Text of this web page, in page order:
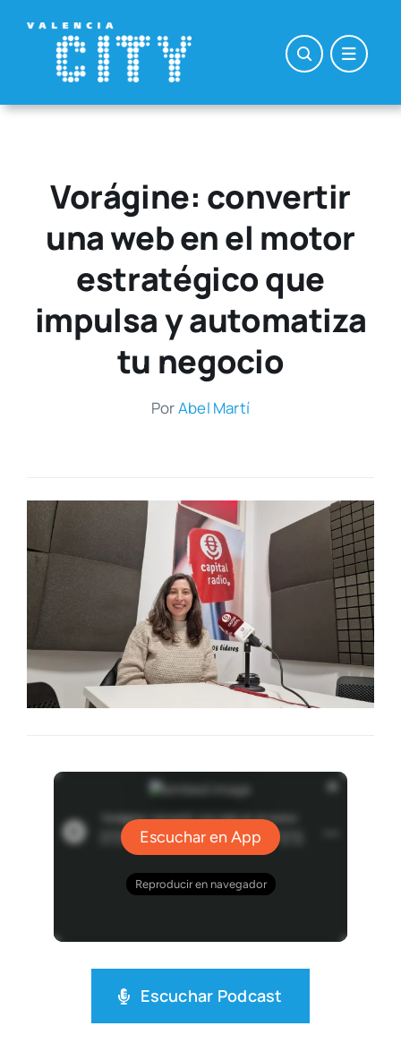
contenido
Vorágine: convertir
una web en el motor
estratégico que
impulsa y automatiza
tu negocio
PorAbel Mar­tí
Escu­char Pod­cast